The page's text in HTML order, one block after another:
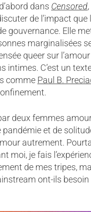
dans Censored
de l’impact que
gouvernance. Elle
marginalisées
queer sur
intimes. C’est un
comme Paul B.
deux femmes
et de
autrement.
moi, je fais
de mes tripes,
ont-ils besoin